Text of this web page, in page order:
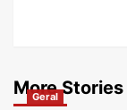
More Stories
Geral